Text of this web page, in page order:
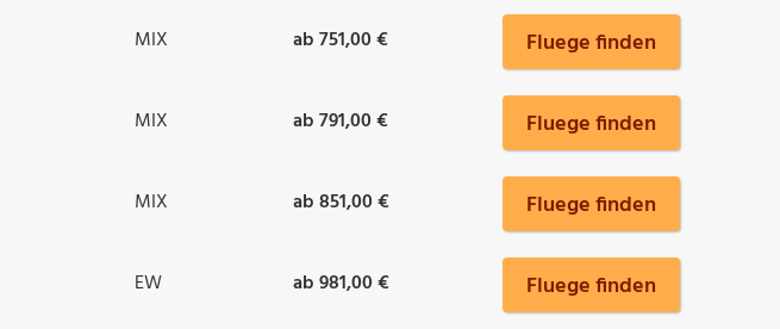
MIX ab 751,00 € Fluege finden
MIX ab 791,00 € Fluege finden
MIX ab 851,00 € Fluege finden
EW ab 981,00 € Fluege finden